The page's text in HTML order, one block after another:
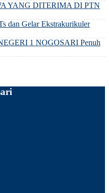
YANG DITERIMA DI PTN
dan Gelar Ekstrakurikuler
1 NOGOSARI Penuh